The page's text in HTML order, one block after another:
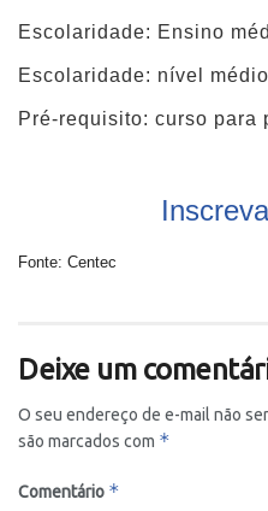
Escolaridade: Ensino
Escolaridade: nível médio
Pré-requisito: curso para
Fonte: Centec
Deixe um
O seu endereço de e-mail não
são marcados com *
Comentário *